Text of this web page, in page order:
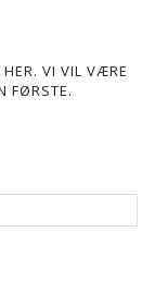
HER. VI VIL VÆRE
FØRSTE.